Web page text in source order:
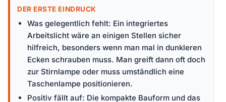
DER ERSTE EINDRUCK
Was gelegentlich fehlt: Ein integriertes
Arbeitslicht wäre an einigen Stellen sicher
hilfreich, besonders wenn man mal in dunkleren
Ecken schrauben muss. Man greift dann oft doch
zur Stirnlampe oder muss umständlich eine
Taschenlampe positionieren.
Positiv fällt auf: Die kompakte Bauform und das